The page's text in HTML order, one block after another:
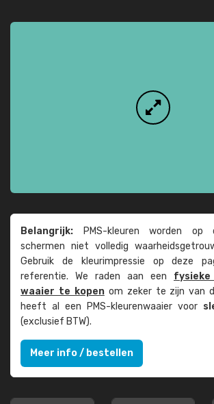
Belangrijk: PMS-kleuren worden op
schermen niet volledig
Gebruik de kleur­impressie op deze
referentie. We raden aan een
waaier te kopenom zeker te zijn van
heeft al een PMS-kleuren­waaier voor
(exclusief BTW).
Meer info / bestellen